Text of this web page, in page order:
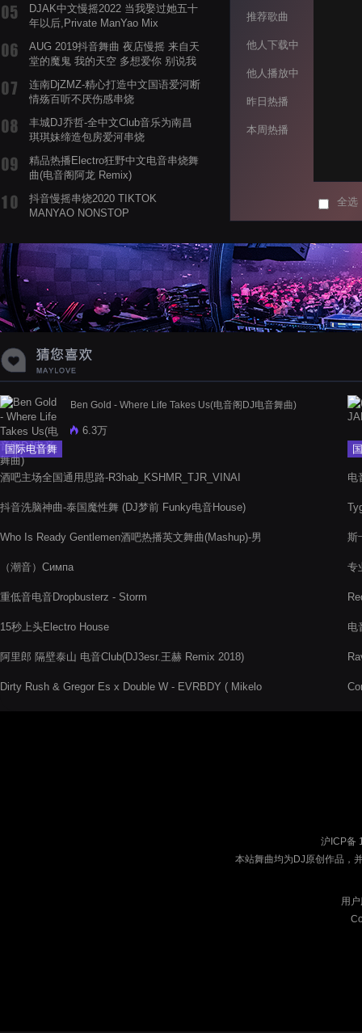
DJAK中文慢摇2022 当我娶过她五十
年以后,Private ManYao Mix
AUG 2019抖音舞曲 夜店慢摇 来自天
堂的魔鬼 我的天空 多想爱你 别说我
连南DjZMZ-精心打造中文国语爱河断
情殇百听不厌伤感串烧
丰城DJ乔哲-全中文Club音乐为南昌
琪琪妹缔造包房爱河串烧
精品热播Electro狂野中文电音串烧舞
曲(电音阁阿龙 Remix)
抖音慢摇串烧2020 TIKTOK
MANYAO NONSTOP
蝉爸爸妈妈爱存在夏天的风是想你的
声音啊
推荐歌曲
他人下载中
他人播放中
昨日热播
本周热播
全选
国际电音舞
Ben Gold - Where Life Takes Us(电音阁DJ电音舞曲)
6.3万
酒吧主场全国通用思路-R3hab_KSHMR_TJR_VINAI
抖音洗脑神曲-泰国魔性舞 (DJ梦前 Funky电音House)
Who Is Ready Gentlemen酒吧热播英文舞曲(Mashup)-男
（潮音）Симпа
重低音电音Dropbusterz - Storm
15秒上头Electro House
阿里郎 隔壁泰山 电音Club(DJ3esr.王赫 Remix 2018)
Dirty Rush & Gregor Es x Double W - EVRBDY ( Mikelo
电
斯
专
电
沪ICP备
本站舞曲均为DJ原创作品，
用